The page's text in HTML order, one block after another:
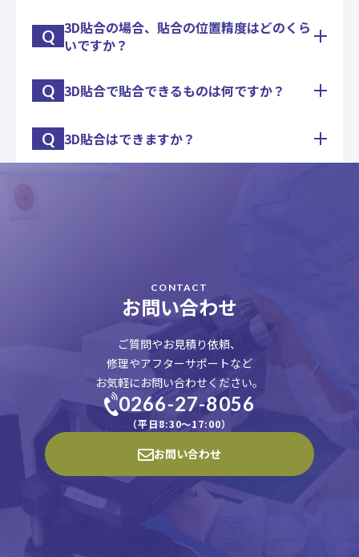
査工程まで対応可能です。
タッチパネル組立の試作及び量産工場をお探しの際
は、是非ご相談下さい。
HCフィルム、ARフィルム等）の貼付が可能です。
また、一部サイズでは±0.05㎜の高精度での貼付も
可能です。
弊社では、液晶パネル組立てを受託して10年以上
の実績があります。
及び脱泡（オートクレーブ）が可能です。
また一部サイズでは±0.05㎜の高精度での貼付も可
是非ご相談下さい。
Q 3D貼合の場合、貼合の位置精度はどのくら
いですか？
装置仕様としては±0.1㎜になりますが、部材バラ
変化する場合がございます。
実サンプルでの精度評価テストを致しますので、ご
相談下さい。
Q 3D貼合で貼合できるものは何ですか？
実績としては曲面ガラス＋フィルム、曲面ガラス＋
Q 3D貼合はできますか？
2軸方向以上の曲面形状（自由曲面）への貼合につ
いては開発中です。
3D貼合は曲率、形状、基材特性、サイズ等により
対応がケースバイケースとなる為、是非ご相談下さ
CONTACT
お問い合わせ
ご質問やお見積り依頼、
修理やアフターサポートなど
お気軽にお問い合わせください。
0266-27-8056
（平日8:30〜17:00）
お問い合わせ